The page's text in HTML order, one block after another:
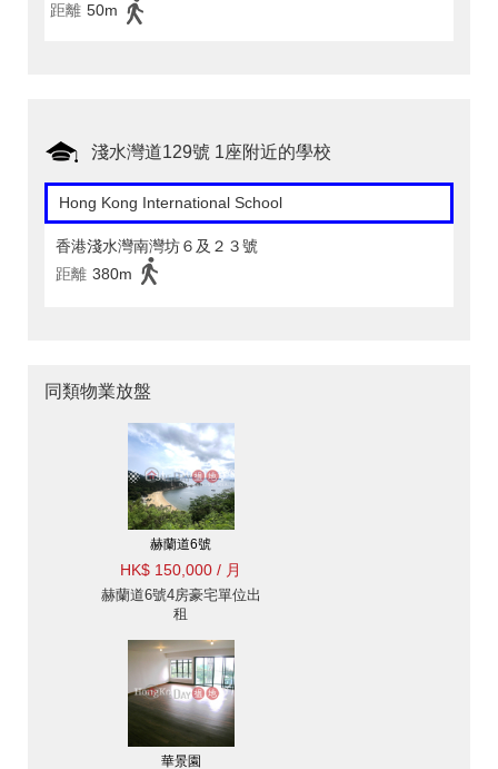
距離 50m
淺水灣道129號 1座附近的學校
Hong Kong International School
香港淺水灣南灣坊６及２３號
距離 380m
同類物業放盤
赫蘭道6號
HK$ 150,000 / 月
赫蘭道6號4房豪宅單位出
租
華景園